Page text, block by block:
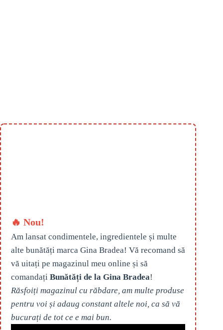
🔥 Nou!
Am lansat condimentele, ingredientele și multe
alte bunătăți marca Gina Bradea! Vă recomand să
vă uitați pe magazinul meu online și să
comandați Bunătăți de la Gina Bradea!
Răsfoiți magazinul cu răbdare, am multe produse
pentru voi și adaug constant altele noi, ca să vă
bucurați de tot ce e mai bun.